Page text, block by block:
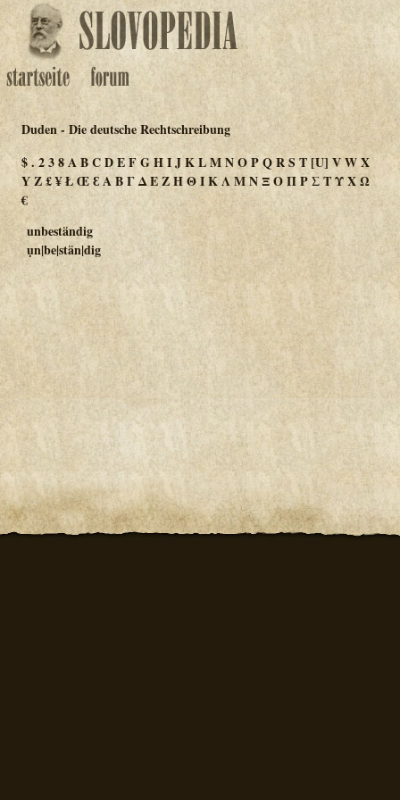
Duden - Die deutsche Rechtschreibung
$.238ABCDEFGHIJKLMNOPQRS T [U] VWX
YZ£¥ŁŒƐΑΒΓΔΕΖΗΘΙΚΛΜΝΞΟΠΡΣΤΥΧΩ
€
unbeständig
ụn|be|stän|dig